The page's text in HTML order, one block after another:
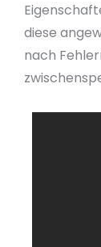
diese
nach